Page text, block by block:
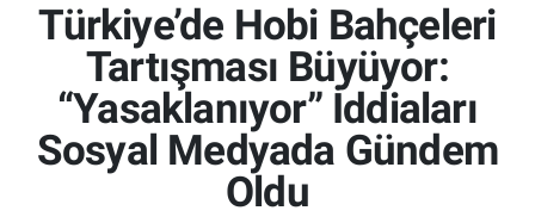
Türkiye’de Hobi Bahçeleri
Tartışması Büyüyor:
“Yasaklanıyor” İddiaları
Sosyal Medyada Gündem
Oldu